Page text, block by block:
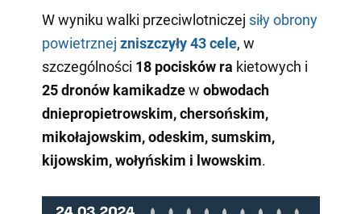
W wyniku walki przeciwlotniczej siły obrony
powietrznej zniszczyły 43 cele, w
szczególności 18 pocisków ra kietowych i
25 dronów kamikadzew obwodach
dniepropietrowskim, chersońskim,
mikołajowskim, odeskim, sumskim,
kijowskim, wołyńskim i lwowskim.